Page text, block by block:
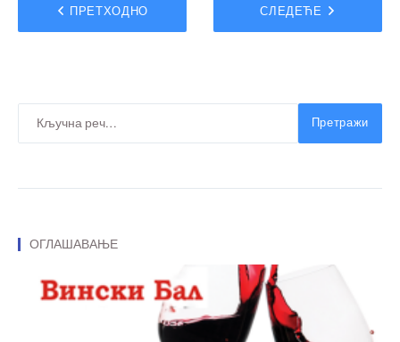
ПРЕТХОДНО СЛЕДЕЋЕ
Претражи
ОГЛАШАВАЊЕ